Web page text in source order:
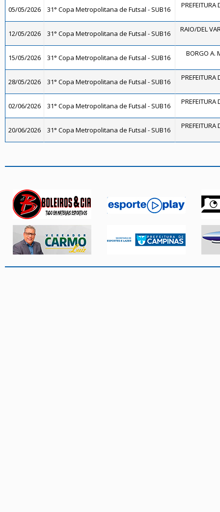
05/05/2026 31° Copa Metropolitana de Futsal - SUB16 PREFEITURA
12/05/2026 31° Copa Metropolitana de Futsal - SUB16 RAIO/DEL
15/05/2026 31° Copa Metropolitana de Futsal - SUB16 BORGO A.
28/05/2026 31° Copa Metropolitana de Futsal - SUB16 PREFEITURA
02/06/2026 31° Copa Metropolitana de Futsal - SUB16 PREFEITURA
20/06/2026 31° Copa Metropolitana de Futsal - SUB16 PREFEITURA